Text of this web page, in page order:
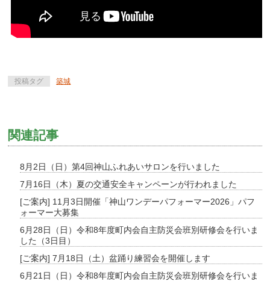
投稿タグ 築城
関連記事
8月2日（日）第4回神山ふれあいサロンを行いました
7月16日（木）夏の交通安全キャンペーンが行われました
[ご案内] 11月3日開催「神山ワンデーパフォーマー2026」パフ
ォーマー大募集
6月28日（日）令和8年度町内会自主防災会班別研修会を行いま
した（3日目）
[ご案内] 7月18日（土）盆踊り練習会を開催します
6月21日（日）令和8年度町内会自主防災会班別研修会を行いま